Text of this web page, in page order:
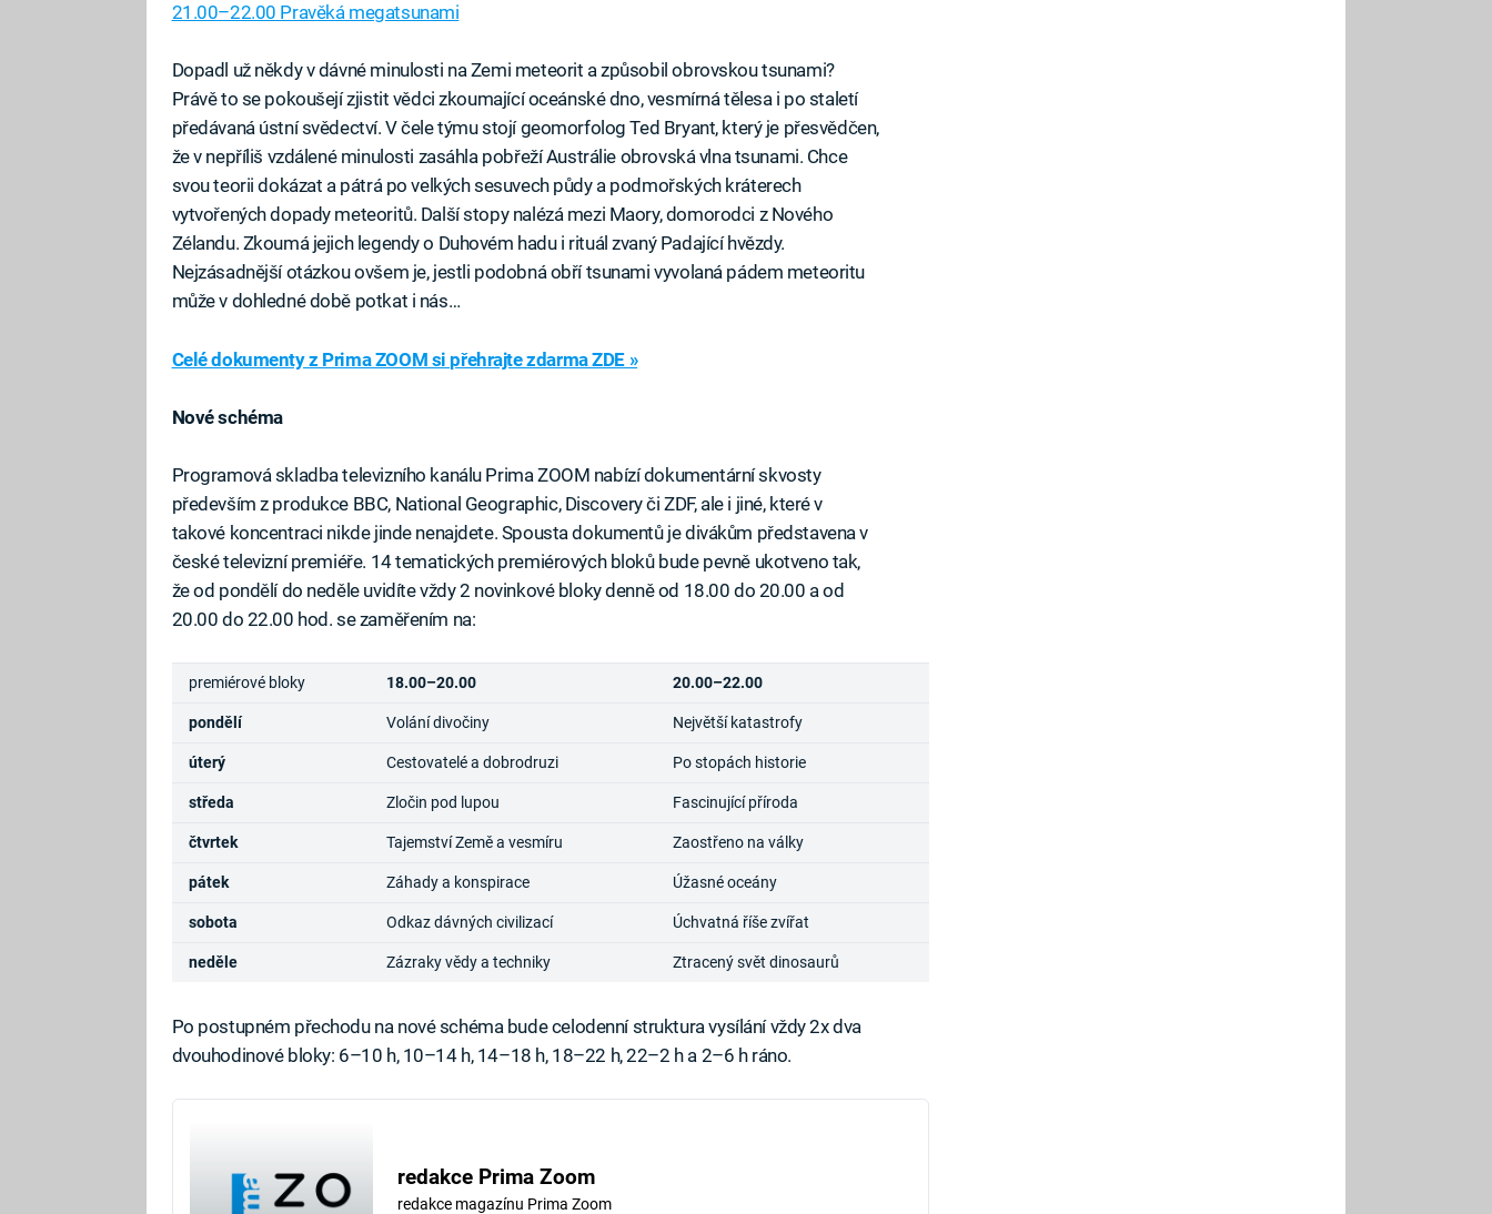
21.00–22.00 Pravěká megatsunami
Dopadl už někdy v dávné minulosti na Zemi meteorit a způsobil obrovskou tsunami?
Právě to se pokoušejí zjistit vědci zkoumající oceánské dno, vesmírná tělesa i po staletí
předávaná ústní svědectví. V čele týmu stojí geomorfolog Ted Bryant, který je přesvědčen,
že v nepříliš vzdálené minulosti zasáhla pobřeží Austrálie obrovská vlna tsunami. Chce
svou teorii dokázat a pátrá po velkých sesuvech půdy a podmořských kráterech
vytvořených dopady meteoritů. Další stopy nalézá mezi Maory, domorodci z Nového
Zélandu. Zkoumá jejich legendy o Duhovém hadu i rituál zvaný Padající hvězdy.
Nejzásadnější otázkou ovšem je, jestli podobná obří tsunami vyvolaná pádem meteoritu
může v dohledné době potkat i nás…
Celé dokumenty z Prima ZOOM si přehrajte zdarma ZDE »
Nové schéma
Programová skladba televizního kanálu Prima ZOOM nabízí dokumentární skvosty
především z produkce BBC, National Geographic, Discovery či ZDF, ale i jiné, které v
takové koncentraci nikde jinde nenajdete. Spousta dokumentů je divákům představena v
české televizní premiéře. 14 tematických premiérových bloků bude pevně ukotveno tak,
že od pondělí do neděle uvidíte vždy 2 novinkové bloky denně od 18.00 do 20.00 a od
20.00 do 22.00 hod. se zaměřením na:
premiérové bloky 18.00–20.00 20.00–22.00
pondělí Volání divočiny Největší katastrofy
úterý Cestovatelé a dobrodruzi Po stopách historie
středa Zločin pod lupou Fascinující příroda
čtvrtek Tajemství Země a vesmíru Zaostřeno na války
pátek Záhady a konspirace Úžasné oceány
sobota Odkaz dávných civilizací Úchvatná říše zvířat
neděle Zázraky vědy a techniky Ztracený svět dinosaurů
Po postupném přechodu na nové schéma bude celodenní struktura vysílání vždy 2x dva
dvouhodinové bloky: 6–10 h, 10–14 h, 14–18 h, 18–22 h, 22–2 h a 2–6 h ráno.
redakce Prima Zoom
redakce magazínu Prima Zoom